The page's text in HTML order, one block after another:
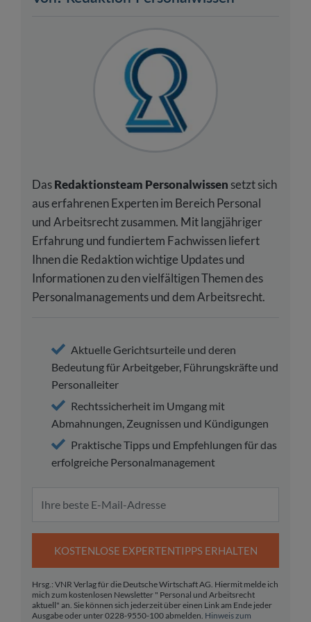
DasRedaktionsteam Personalwissen setzt sich
aus erfahrenen Experten im Bereich Personal
und Arbeitsrecht zusammen. Mit langjähriger
Erfahrung und fundiertem Fachwissen liefert
Ihnen die Redaktion wichtige Updates und
Informationen zu den vielfältigen Themen des
Personalmanagements und dem Arbeitsrecht.
Aktuelle Gerichtsurteile und deren
Bedeutung für Arbeitgeber, Führungskräfte und
Personalleiter
Rechtssicherheit im Umgang mit
Abmahnungen, Zeugnissen und Kündigungen
Praktische Tipps und Empfehlungen für das
erfolgreiche Personalmanagement
KOSTENLOSE EXPERTENTIPPS ERHALTEN
Hrsg.: VNR Verlag für die Deutsche Wirtschaft AG. Hiermit melde ich
mich zum kostenlosen Newsletter " Personal und Arbeitsrecht
aktuell" an. Sie können sich jederzeit über einen Link am Ende jeder
Ausgabe oder unter 0228-9550-100 abmelden. Hinweis zum